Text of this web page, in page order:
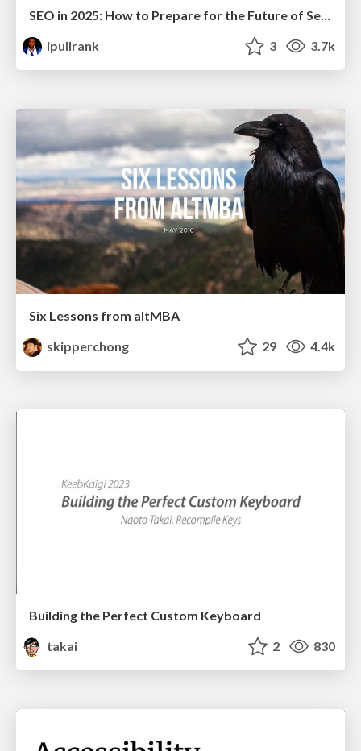
SEO in 2025: How to Prepare for the Future of Search
ipullrank
3 3.7k
Six Lessons from altMBA
skipperchong
29 4.4k
Building the Perfect Custom Keyboard
takai
2 830